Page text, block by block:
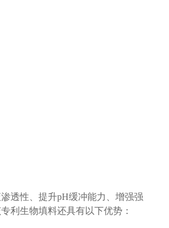
透性、提升pH缓冲能力、增强强
利生物填料还具有以下优势：